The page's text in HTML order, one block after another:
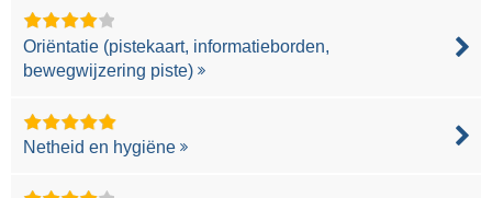
Oriëntatie (pistekaart, informatieborden,
bewegwijzering piste)
Netheid en hygiëne